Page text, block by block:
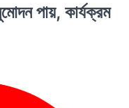
পায়, কার্যক্রম